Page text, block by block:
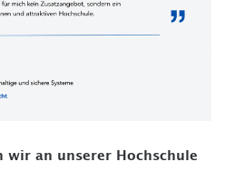
wir an unserer Hochschule